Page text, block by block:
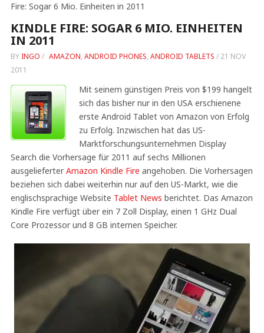
Fire: Sogar 6 Mio. Einheiten in 2011
KINDLE FIRE: SOGAR 6 MIO. EINHEITEN
IN 2011
BY INGO / AMAZON, ANDROID PHONES, ANDROID TABLETS / 21 NOV
2011
Mit seinem günstigen Preis von $199 hangelt
sich das bisher nur in den USA erschienene
erste Android Tablet von Amazon von Erfolg
zu Erfolg. Inzwischen hat das US-
Marktforschungsunternehmen Display
Search die Vorhersage für 2011 auf sechs Millionen
ausgelieferter Amazon Kindle Fire angehoben. Die Vorhersagen
beziehen sich dabei weiterhin nur auf den US-Markt, wie die
englischsprachige Website Tablet News berichtet. Das Amazon
Kindle Fire verfügt über ein 7 Zoll Display, einen 1 GHz Dual
Core Prozessor und 8 GB internen Speicher.